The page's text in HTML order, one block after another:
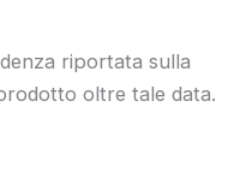
riportata sulla
oltre tale data.